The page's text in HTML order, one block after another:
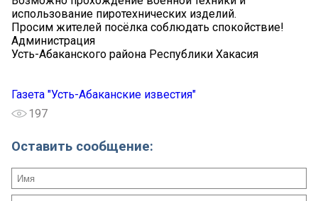
использование пиротехнических изделий.
Просим жителей посёлка соблюдать спокойствие!
Администрация
Усть-Абаканского района Республики Хакасия
Газета "Усть-Абаканские известия"
197
Оставить сообщение: